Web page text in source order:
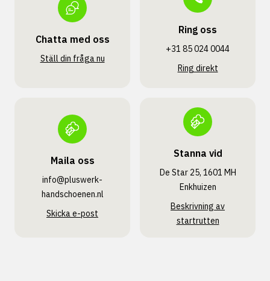
Chatta med oss
Ställ din fråga nu
Ring oss
+31 85 024 0044
Ring direkt
Maila oss
info@pluswerk­
handschoenen.nl
Skicka e-post
Stanna vid
De Star 25, 1601 MH
Enkhuizen
Beskrivning av
startrutten